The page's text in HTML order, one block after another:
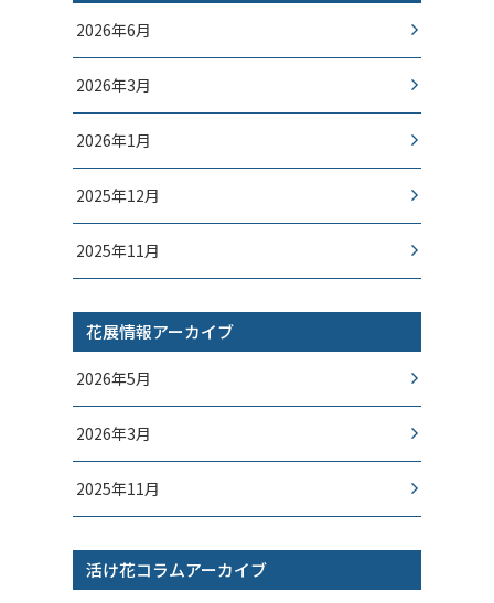
2026年6月
2026年3月
2026年1月
2025年12月
2025年11月
花展情報アーカイブ
2026年5月
2026年3月
2025年11月
活け花コラムアーカイブ